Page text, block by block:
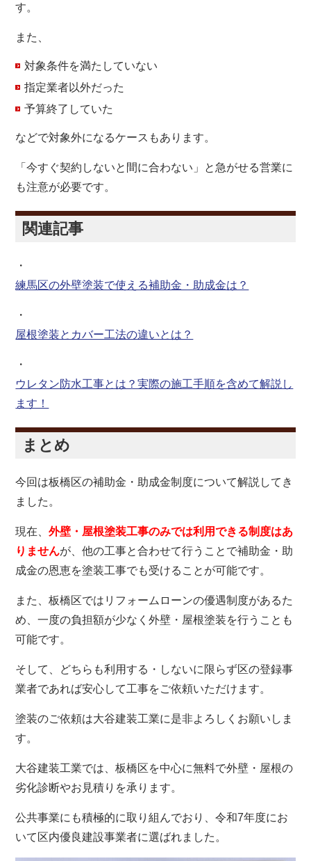
す。
また、
対象条件を満たしていない
指定業者以外だった
予算終了していた
などで対象外になるケースもあります。
「今すぐ契約しないと間に合わない」と急がせる営業に
も注意が必要です。
関連記事
・
練馬区の外壁塗装で使える補助金・助成金は？
・
屋根塗装とカバー工法の違いとは？
・
ウレタン防水工事とは？実際の施工手順を含めて解説し
ます！
まとめ
今回は板橋区の補助金・助成金制度について解説してき
ました。
現在、外壁・屋根塗装工事のみでは利用できる制度はあ
りませんが、他の工事と合わせて行うことで補助金・助
成金の恩恵を塗装工事でも受けることが可能です。
また、板橋区ではリフォームローンの優遇制度があるた
め、一度の負担額が少なく外壁・屋根塗装を行うことも
可能です。
そして、どちらも利用する・しないに限らず区の登録事
業者であれば安心して工事をご依頼いただけます。
塗装のご依頼は大谷建装工業に是非よろしくお願いしま
す。
大谷建装工業では、板橋区を中心に無料で外壁・屋根の
劣化診断やお見積りを承ります。
公共事業にも積極的に取り組んでおり、令和7年度にお
いて区内優良建設事業者に選ばれました。